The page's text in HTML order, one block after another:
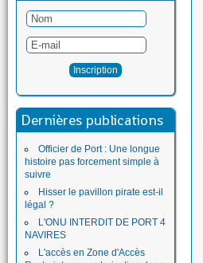
Dernières publications
Officier de Port : Une longue
histoire pas forcement simple à
suivre
Hisser le pavillon pirate est-il
légal ?
L'ONU INTERDIT DE PORT 4
NAVIRES
L'accès en Zone d'Accès